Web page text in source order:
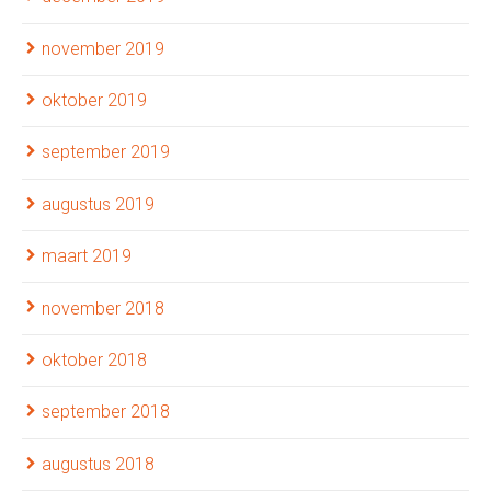
november 2019
oktober 2019
september 2019
augustus 2019
maart 2019
november 2018
oktober 2018
september 2018
augustus 2018